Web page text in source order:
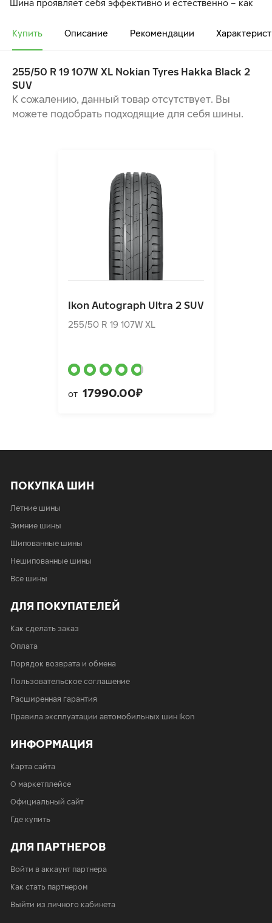
Шина проявляет себя эффективно и естественно – как
арамидного волокна обеспечивает необходимую
прочность, защищая шину от проколов и порезов.
КОНТРОЛЬ И СТАБИЛЬНОСТЬ
ЭКСТРЕМАЛЬНАЯ ПРОЧНОСТЬ
Купить Описание Рекомендации
255/50 R 19 107W XL Nokian Tyres Hakka Black 2
SUV
К сожалению, данный товар отсутствует. Вы
можете подобрать подходящие для себя шины.
Ikon Autograph Ultra 2 SUV
255/50 R 19 107W XL
от 17990.00₽
Ikon Autograph Ultra 2 SUV
255/50 R 19 107W XL
от17990.00₽
ПОКУПКА ШИН
Летние шины
Зимние шины
Шипованные шины
Нешипованные шины
Все шины
ДЛЯ ПОКУПАТЕЛЕЙ
Как сделать заказ
Оплата
Порядок возврата и обмена
Пользовательское соглашение
Расширенная гарантия
Правила эксплуатации автомобильных шин Ikon
ИНФОРМАЦИЯ
Карта сайта
О маркетплейсе
Официальный сайт
Где купить
ДЛЯ ПАРТНЕРОВ
Войти в аккаунт партнера
Как стать партнером
Выйти из личного кабинета